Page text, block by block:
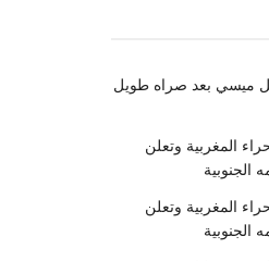
ميسي بعد صراه طويل
المغربية وتعلن
الجنوبية
المغربية وتعلن
الجنوبية